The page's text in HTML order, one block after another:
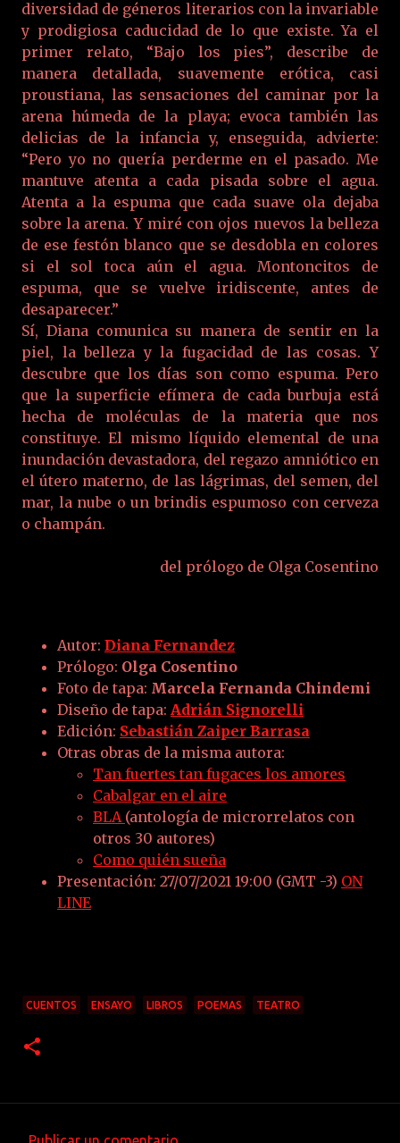
diversidad de géneros literarios con la invariable
y prodigiosa caducidad de lo que existe. Ya el
primer relato, “Bajo los pies”, describe de
manera detallada, suavemente erótica, casi
proustiana, las sensaciones del caminar por la
arena húmeda de la playa; evoca también las
delicias de la infancia y, enseguida, advierte:
“Pero yo no quería perderme en el pasado. Me
mantuve atenta a cada pisada sobre el agua.
Atenta a la espuma que cada suave ola dejaba
sobre la arena. Y miré con ojos nuevos la belleza
de ese festón blanco que se desdobla en colores
si el sol toca aún el agua. Montoncitos de
espuma, que se vuelve iridiscente, antes de
desaparecer.”
Sí, Diana comunica su manera de sentir en la
piel, la belleza y la fugacidad de las cosas. Y
descubre que los días son como espuma. Pero
que la superficie efímera de cada burbuja está
hecha de moléculas de la materia que nos
constituye. El mismo líquido elemental de una
inundación devastadora, del regazo amniótico en
el útero materno, de las lágrimas, del semen, del
mar, la nube o un brindis espumoso con cerveza
o champán.
del prólogo de Olga Cosentino
Autor: Diana Fernandez
Prólogo: Olga Cosentino
Foto de tapa: Marcela Fernanda Chindemi
Diseño de tapa: Adrián Signorelli
Edición: Sebastián Zaiper Barrasa
Otras obras de la misma autora:
Tan fuertes tan fugaces los amores
Cabalgar en el aire
BLA (antología de microrrelatos con
otros 30 autores)
Como quién sueña
Presentación: 27/07/2021 19:00 (GMT -3) ON
LINE
CUENTOS ENSAYO LIBROS POEMAS TEATRO